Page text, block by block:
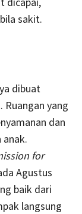
sakit.
dibuat
yang
dan
anak.
for
Agustus
baik dari
langsung